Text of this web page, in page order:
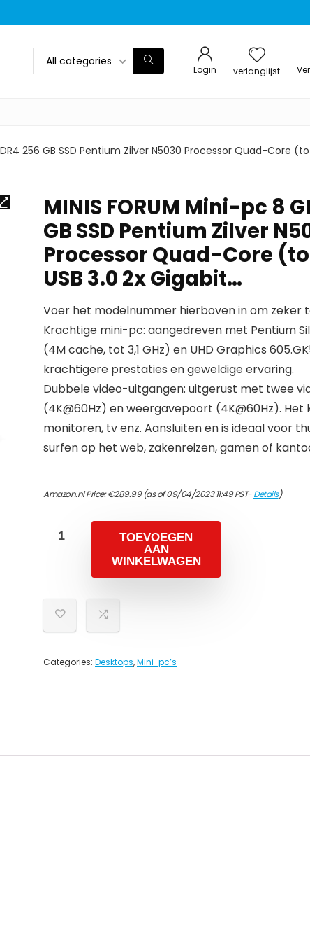
All categories
Login verlanglijst
256 GB SSD Pentium Zilver N5030 Processor Quad-Core
MINIS FORUM Mini-pc 8
GB SSD Pentium Zilver
Processor Quad-Core
USB 3.0 2x Gigabit…
Voer het modelnummer hierboven in om zeker
Krachtige mini-pc: aangedreven met Pentium
(4M cache, tot 3,1 GHz) en UHD Graphics
krachtigere prestaties en geweldige ervaring.
Dubbele video-uitgangen: uitgerust met twee
(4K@60Hz) en weergavepoort (4K@60Hz).
monitoren, tv enz. Aansluiten en is ideaal voor
surfen op het web, zakenreizen, gamen of
Amazon.nl Price:€289.99(as of 09/04/2023 11:49 PST-Details)
TOEVOEGEN
AAN
WINKELWAGEN
Categories: Desktops,Mini-pc’s